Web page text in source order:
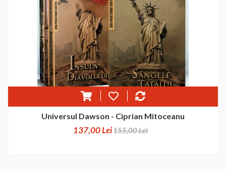
Universul Dawson - Ciprian Mitoceanu
137,00 Lei155,00 Lei